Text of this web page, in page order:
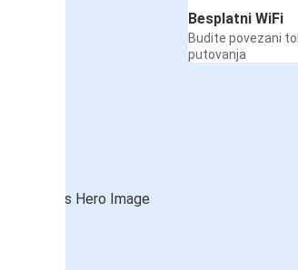
Besplatni WiFi
Budite povezani
putovanja